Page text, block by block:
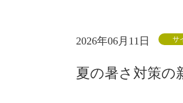
2026年06月11日 サ
夏の暑さ対策の